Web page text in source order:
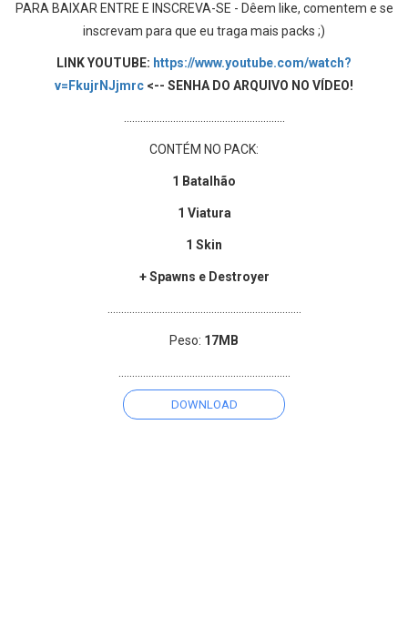
PARA BAIXAR ENTRE E INSCREVA-SE - Dêem like, comentem e se
inscrevam para que eu traga mais packs ;)
LINK YOUTUBE: https://www.youtube.com/watch?
v=FkujrNJjmrc <-- SENHA DO ARQUIVO NO VÍDEO!
CONTÉM NO PACK:
1 Batalhão
1 Viatura
1 Skin
+ Spawns e Destroyer
Peso: 17MB
DOWNLOAD